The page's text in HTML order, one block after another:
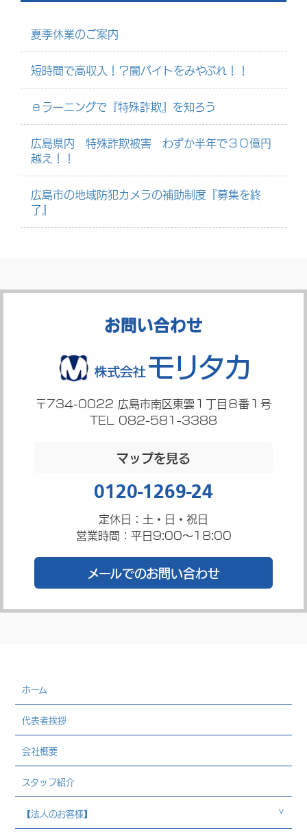
夏季休業のご案内
短時間で高収入！？闇バイトをみやぶれ！！
ｅラーニングで『特殊詐欺』を知ろう
広島県内 特殊詐欺被害 わずか半年で３０億円
越え！！
広島市の地域防犯カメラの補助制度『募集を終
了』
お問い合わせ
〒734-0022 広島市南区東雲１丁目８番１号
TEL 082-581-3388
マップを見る
0120-1269-24
定休日：土・日・祝日
営業時間：平日9:00～18:00
メールでのお問い合わせ
ホーム
代表者挨拶
会社概要
スタッフ紹介
【法人のお客様】